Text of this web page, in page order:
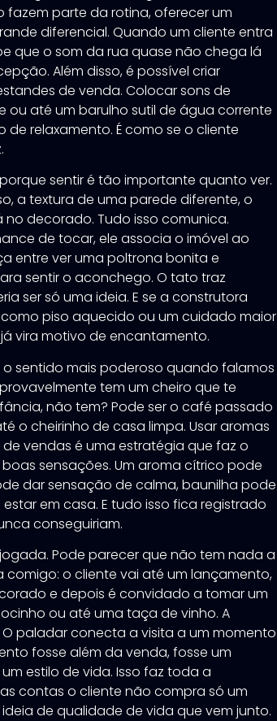
fazem parte da rotina, oferecer um
diferencial. Quando um cliente entra
que o som da rua quase não chega lá
Além disso, é possível criar
de venda. Colocar sons de
ou até um barulho sutil de água corrente
relaxamento. É como se o cliente
sentir é tão importante quanto ver.
a textura de uma parede diferente, o
decorado. Tudo isso comunica.
de tocar, ele associa o imóvel ao
entre ver uma poltrona bonita e
sentir o aconchego. O tato traz
ser só uma ideia. E se a construtora
piso aquecido ou um cuidado maior
vira motivo de encantamento.
o sentido mais poderoso quando falamos
tem um cheiro que te
não tem? Pode ser o café passado
o cheirinho de casa limpa. Usar aromas
vendas é uma estratégia que faz o
sensações. Um aroma cítrico pode
dar sensação de calma, baunilha pode
em casa. E tudo isso fica registrado
conseguiriam.
Pode parecer que não tem nada a
comigo: o cliente vai até um lançamento,
e depois é convidado a tomar um
ou até uma taça de vinho. A
paladar conecta a visita a um momento
fosse além da venda, fosse um
estilo de vida. Isso faz toda a
contas o cliente não compra só um
de qualidade de vida que vem junto.